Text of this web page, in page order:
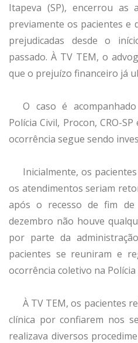
Itapeva (SP), encerrou as
previamente os pacientes e
prejudicadas desde o
passado. À TV TEM, o
que o prejuízo financeiro já
O caso é
Polícia Civil, Procon, CRO-
ocorrência segue sendo
Inicialmente, os
os atendimentos seriam
após o recesso de fim
dezembro não houve
por parte da
pacientes se reuniram e
ocorrência coletivo na Polícia
À TV TEM, os pacientes
clínica por confiarem nos
realizava diversos